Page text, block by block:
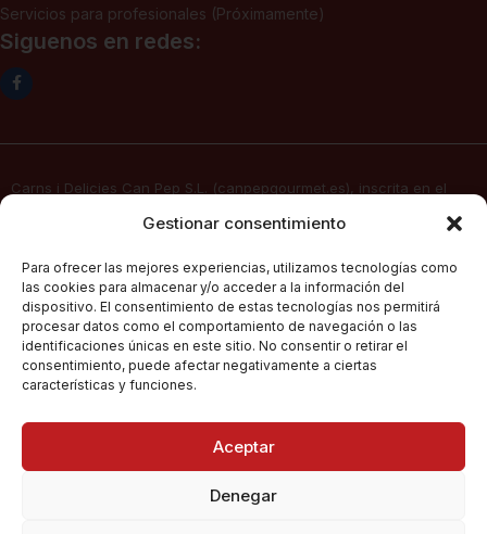
Gestionar consentimiento
Para ofrecer las mejores experiencias, utilizamos tecnologías como
las cookies para almacenar y/o acceder a la información del
dispositivo. El consentimiento de estas tecnologías nos permitirá
procesar datos como el comportamiento de navegación o las
identificaciones únicas en este sitio. No consentir o retirar el
consentimiento, puede afectar negativamente a ciertas
características y funciones.
Aceptar
Denegar
Servicios para profesionales (Próximamente)
Siguenos en redes:
Carns i Delicies Can Pep S.L. (canpepgourmet.es), inscrita en el
1ª, fecha 02/06/2025, con domicilio social en c/ Major Nº 115,
sus servicios de venta electrónica por Internet a través de su
página web canpepgourmet.es
Can Pep Gourmet2026.
Todos los derechos
reservados.
Política De Cookies